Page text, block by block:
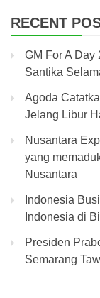
RECENT
GM For A Day
Santika
Agoda
Jelang Libur
Nusantara
yang
Nusantara
Indonesia
Indonesia di
Presiden
Semarang